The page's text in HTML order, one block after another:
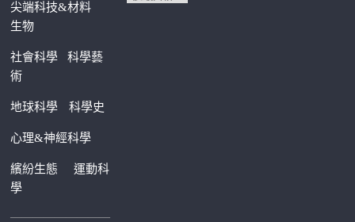
尖端科技&材料
生物
社會科學科學藝
術
地球科學 科學史
心理&神經科學
繽紛生態運動科
學
—————————